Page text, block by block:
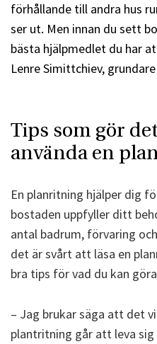
förhållande till andra hus
ser ut. Men innan du sett
bästa hjälpmedlet du har
Lenre Simittchiev,
Tips som gör
använda en
En planritning hjälper dig
bostaden uppfyller ditt
antal badrum, förvaring
det är svårt att läsa en
bra tips för vad du kan
– Jag brukar säga att det
plantritning går att leva